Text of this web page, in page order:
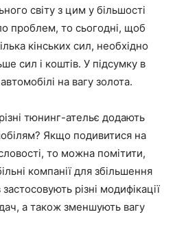
світу з цим у більшості
проблем, то сьогодні, щоб
кінських сил, необхідно
сил і коштів. У підсумку в
на вагу золота.
тюнинг-ательє додають
Якщо подивитися на
то можна помітити,
компанії для збільшення
різні модифікації
а також зменшують вагу